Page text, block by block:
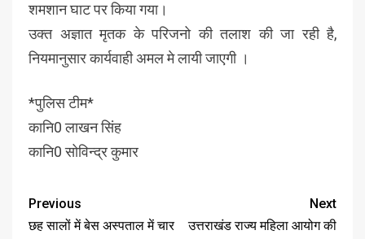
शमशान घाट पर किया गया।
उक्त अज्ञात मृतक के परिजनो की तलाश की जा रही है,
नियमानुसार कार्यवाही अमल मे लायी जाएगी ।
*पुलिस टीम*
कानि0 लाखन सिंह
कानि0 सोविन्द्र कुमार
Previous
छह सालों में बेस अस्पताल में चार
Next
उत्तराखंड राज्य महिला आयोग की